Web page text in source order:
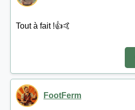
Tout à fait !👍🤙
FootFerm